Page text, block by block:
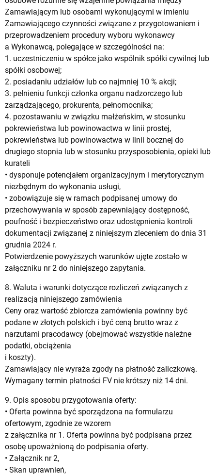
Zamawiającym lub osobami wykonującymi w imieniu
Zamawiającego czynności związane z przygotowaniem i
przeprowadzeniem procedury wyboru wykonawcy
a Wykonawcą, polegające w szczególności na:
1. uczestniczeniu w spółce jako wspólnik spółki cywilnej lub
spółki osobowej;
2. posiadaniu udziałów lub co najmniej 10 % akcji;
3. pełnieniu funkcji członka organu nadzorczego lub
zarządzającego, prokurenta, pełnomocnika;
4. pozostawaniu w związku małżeńskim, w stosunku
pokrewieństwa lub powinowactwa w linii prostej,
pokrewieństwa lub powinowactwa w linii bocznej do
drugiego stopnia lub w stosunku przysposobienia, opieki lub
kurateli
• dysponuje potencjałem organizacyjnym i merytorycznym
niezbędnym do wykonania usługi,
• zobowiązuje się w ramach podpisanej umowy do
przechowywania w sposób zapewniający dostępność,
poufność i bezpieczeństwo oraz udostępnienia kontroli
dokumentacji związanej z niniejszym zleceniem do dnia 31
grudnia 2024 r.
Potwierdzenie powyższych warunków ujęte zostało w
załączniku nr 2 do niniejszego zapytania.
8. Waluta i warunki dotyczące rozliczeń związanych z
realizacją niniejszego zamówienia
Ceny oraz wartość zbiorcza zamówienia powinny być
podane w złotych polskich i być ceną brutto wraz z
narzutami pracodawcy (obejmować wszystkie należne
podatki, obciążenia
i koszty).
Zamawiający nie wyraża zgody na płatność zaliczkową.
Wymagany termin płatności FV nie krótszy niż 14 dni.
9. Opis sposobu przygotowania oferty:
• Oferta powinna być sporządzona na formularzu
ofertowym, zgodnie ze wzorem
z załącznika nr 1. Oferta powinna być podpisana przez
osobę upoważnioną do podpisania oferty.
• Załącznik nr 2,
• Skan uprawnień,